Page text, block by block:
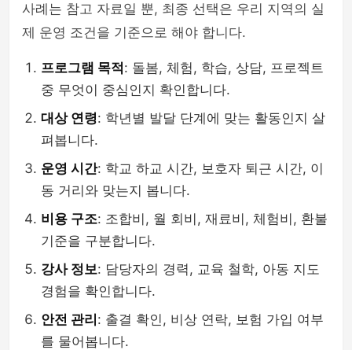
사례는 참고 자료일 뿐, 최종 선택은 우리 지역의 실
제 운영 조건을 기준으로 해야 합니다.
프로그램 목적: 돌봄, 체험, 학습, 상담, 프로젝트
중 무엇이 중심인지 확인합니다.
대상 연령: 학년별 발달 단계에 맞는 활동인지 살
펴봅니다.
운영 시간: 학교 하교 시간, 보호자 퇴근 시간, 이
동 거리와 맞는지 봅니다.
비용 구조: 조합비, 월 회비, 재료비, 체험비, 환불
기준을 구분합니다.
강사 정보: 담당자의 경력, 교육 철학, 아동 지도
경험을 확인합니다.
안전 관리 : 출결 확인, 비상 연락, 보험 가입 여부
를 물어봅니다.